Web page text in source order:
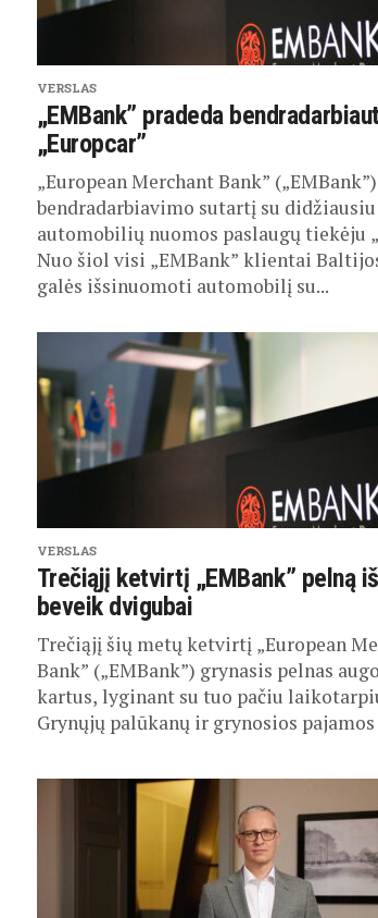
VERSLAS
„EMBank” pradeda
„Europcar”
„European Merchant Bank”
bendradarbiavimo sutartį su
automobilių nuomos paslaugų tiekėju
Nuo šiol visi „EMBank” klientai
galės išsinuomoti automobilį su...
VERSLAS
Trečiąjį ketvirtį „EMBank” pelną
beveik dvigubai
Trečiąjį šių metų ketvirtį „European
Bank” („EMBank”) grynasis pelnas
kartus, lyginant su tuo pačiu
Grynųjų palūkanų ir grynosios pajamos